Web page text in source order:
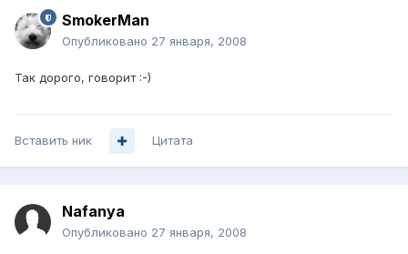
SmokerMan
Опубликовано 27 января, 2008
Так дорого, говорит :-)
Вставить ник Цитата
Nafanya
Опубликовано 27 января, 2008